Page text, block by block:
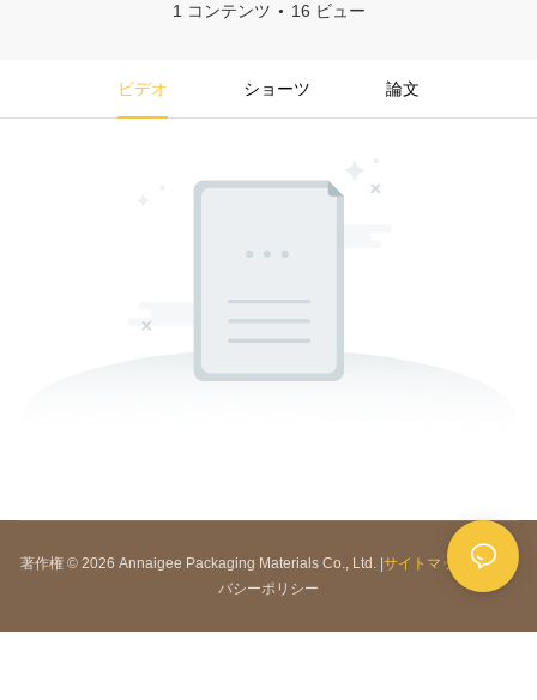
1 コンテンツ 16 ビュー
ビデオ ショーツ 論文
著作権 © 2026 Annaigee Packaging Materials Co., Ltd. |サイトマップ |プライ
バシーポリシー